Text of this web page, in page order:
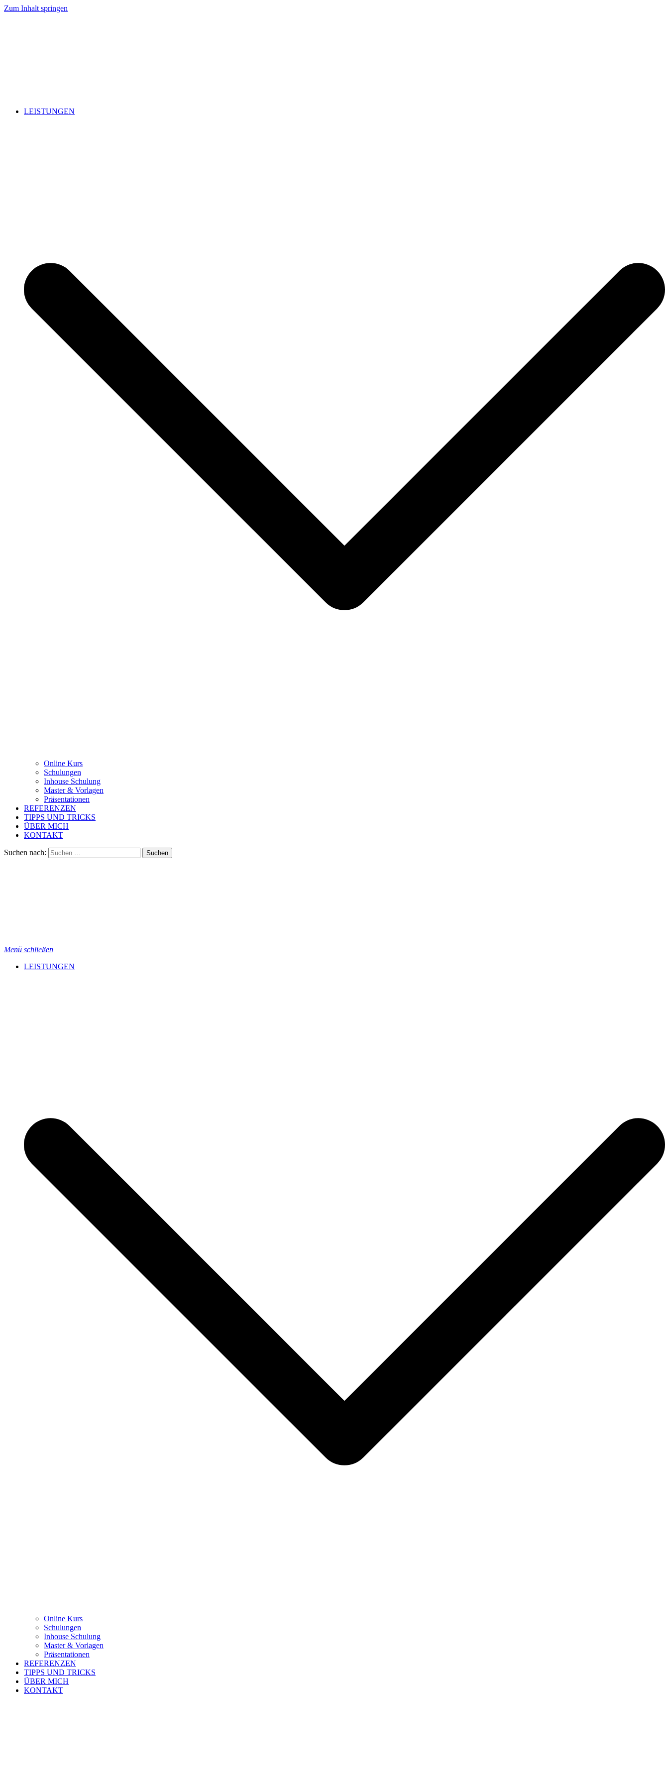
Zum Inhalt springen
LEISTUNGEN
Online Kurs
Schulungen
Inhouse Schulung
Master & Vorlagen
Präsentationen
REFERENZEN
TIPPS UND TRICKS
ÜBER MICH
KONTAKT
Suchen nach:
Menü schließen
LEISTUNGEN
Online Kurs
Schulungen
Inhouse Schulung
Master & Vorlagen
Präsentationen
REFERENZEN
TIPPS UND TRICKS
ÜBER MICH
KONTAKT